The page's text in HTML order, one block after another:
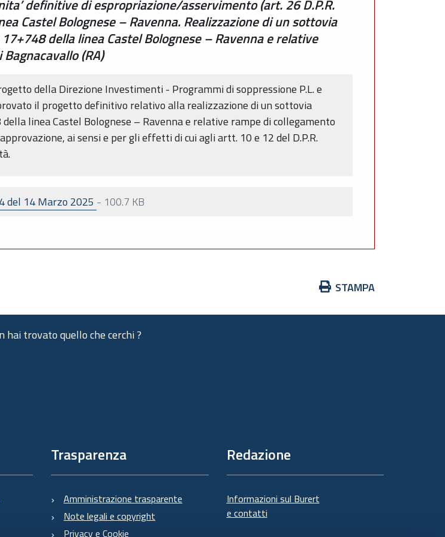
definitive di espropriazione/asservimento (art. 26 D.P.R.
Castel Bolognese – Ravenna. Realizzazione di un sottovia
della linea Castel Bolognese – Ravenna e relative
(RA)
della Direzione Investimenti - Programmi di soppressione P.L. e
il progetto definitivo relativo alla realizzazione di un sottovia
linea Castel Bolognese – Ravenna e relative rampe di collegamento
ai sensi e per gli effetti di cui agli artt. 10 e 12 del D.P.R.
del 14 Marzo 2025 - 100.7 KB
Azioni
documento
STAMPA
hai trovato quello che cerchi ?
Trasparenza
Amministrazione trasparente
Note legali e copyright
Privacy e Cookie
Redazione
Informazioni sul Burert
e contatti